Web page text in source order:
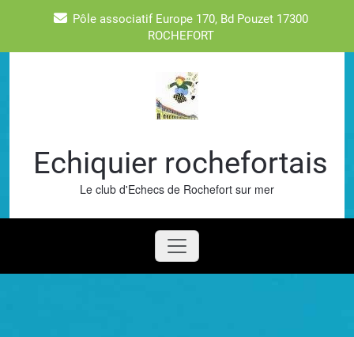
Pôle associatif Europe 170, Bd Pouzet 17300
ROCHEFORT
Echiquier rochefortais
Le club d'Echecs de Rochefort sur mer